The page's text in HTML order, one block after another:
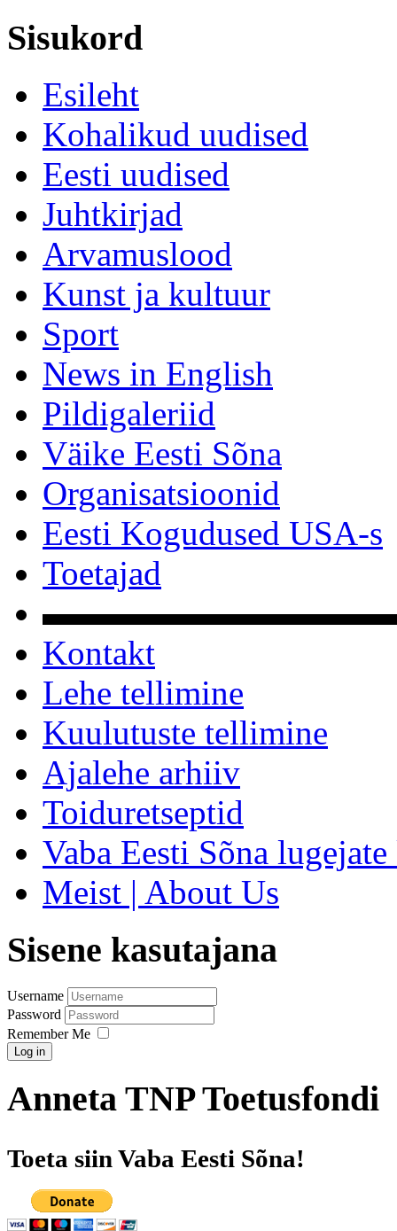
Sisukord
Esileht
Kohalikud uudised
Eesti uudised
Juhtkirjad
Arvamuslood
Kunst ja kultuur
Sport
News in English
Pildigaleriid
Väike Eesti Sõna
Organisatsioonid
Eesti Kogudused USA-s
Toetajad
Kontakt
Lehe tellimine
Kuulutuste tellimine
Ajalehe arhiiv
Toiduretseptid
Vaba Eesti Sõna
Meist | About Us
Sisene kasutajana
Username
Password
Remember Me
Log in
Anneta TNP Toetusfondi
Toeta siin Vaba Eesti Sõna!